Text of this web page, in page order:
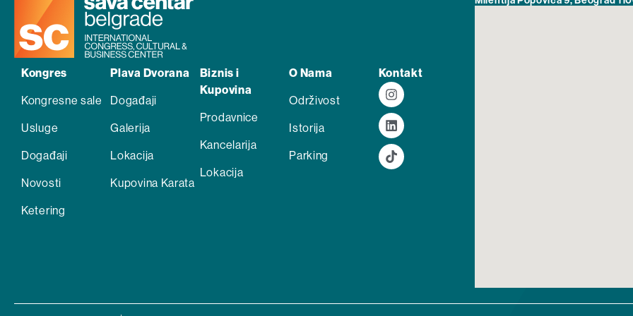
Kongres
Kongresne sale
Usluge
Događaji
Novosti
Ketering
Plava Dvorana
Događaji
Galerija
Lokacija
Kupovina Karata
Biznis i
Kupovina
Prodavnice
Kancelarija
Lokacija
O Nama
Održivost
Istorija
Parking
Kontakt